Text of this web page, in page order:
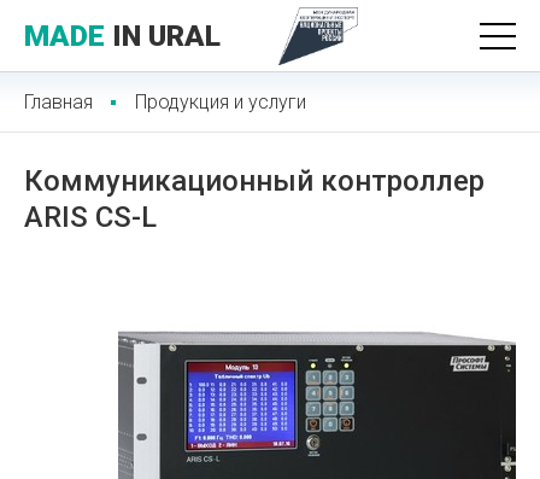
MADE IN URAL
Главная Продукция и услуги
Коммуникационный контроллер
ARIS CS-L